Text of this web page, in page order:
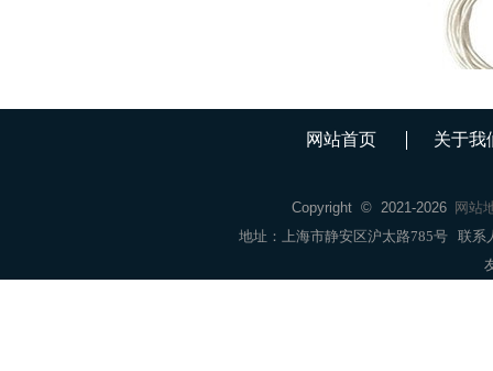
网站首页 关于我
Copyright © 2021-2026 网站
地址：上海市静安区沪太路785号 联